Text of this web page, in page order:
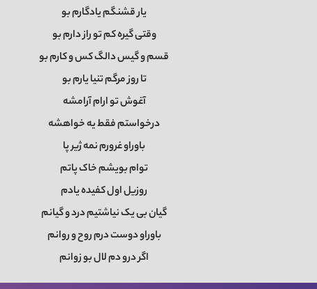
یار قشنگم یادگارم بو
وقتی گیره کم تو راز دارم بو
قسم و گیس دالگ کس و کارم بو
تا روز مرگم تنیا یارم بو
آغوش تو ارام آرامشه
درخواستم فقط یه خواهشه
باوراو غرورم نمه ژیر پا
توام بویشم خاک پاتم
روزیل اول کفیده یادم
گیان بی یک نیاشتیم درد و گیانم
باوراو دوست درم روح و روانم
اگر درو دم لال بو زوانم